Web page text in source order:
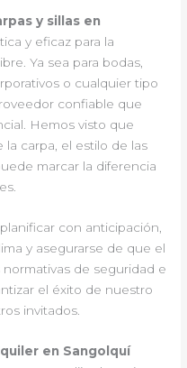
y sillas en
y eficaz para la
Ya sea para bodas,
o cualquier tipo
confiable que
Hemos visto que
carpa, el estilo de las
marcar la diferencia
con anticipación,
y asegurarse de que el
de seguridad e
el éxito de nuestro
invitados.
en Sangolquí